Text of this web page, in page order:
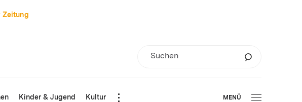
Zeitung
Kinder & Jugend Kultur MENÜ